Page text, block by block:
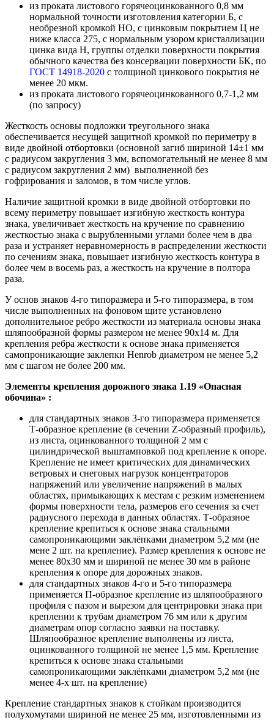
из проката листового горячеоцинкованного 0,8 мм
нормальной точности изготовления категории Б, с
необрезной кромкой НО, с цинковым покрытием Ц не
ниже класса 275, с нормальным узором кристаллизации
цинка вида Н, группы отделки поверхности покрытия
обычного качества без консервации поверхности БК, по
ГОСТ 14918-2020 с толщиной цинкового покрытия не
менее 20 мкм.
из проката листового горячеоцинкованного 0,7-1,2 мм
(по запросу)
Жесткость основы подложки треугольного знака
обеспечивается несущей защитной кромкой по периметру в
виде двойной отбортовки (основной загиб шириной 14±1 мм
с радиусом закругления 3 мм, вспомогательный не менее 8 мм
с радиусом закругления 2 мм) выполненной без
гофрирования и заломов, в том числе углов.
Наличие защитной кромки в виде двойной отбортовки по
всему периметру повышает изгибную жесткость контура
знака, увеличивает жесткость на кручение по сравнению
жесткостью знака с вырубленными углами более чем в два
раза и устраняет неравномерность в распределении жесткости
по сечениям знака, повышает изгибную жесткость контура в
более чем в восемь раз, а жесткость на кручение в полтора
раза.
У основ знаков 4-го типоразмера и 5-го типоразмера, в том
числе выполненных на фоновом щите установлено
дополнительное ребро жесткости из материала основы знака
шляпообразной формы размером не менее 90х14 м. Для
крепления ребра жесткости к основе знака применяется
самопроникающие заклепки Henrob диаметром не менее 5,2
мм с шагом не более 200 мм.
Элементы крепления дорожного знака 1.19 «Опасная
обочина» :
для стандартных знаков 3-го типоразмера применяется
Т-образное крепление (в сечении Z-образный профиль),
из листа, оцинкованного толщиной 2 мм с
цилиндрической выштамповкой под крепление к опоре.
Крепление не имеет критических для динамических
ветровых и снеговых нагрузок концентраторов
напряжений или увеличение напряжений в малых
областях, примыкающих к местам с резким изменением
формы поверхности тела, размеров его сечения за счет
радиусного перехода в данных областях. Т-образное
крепление крепиться к основе знака стальными
самопроникающими заклёпками диаметром 5,2 мм (не
мене 2 шт. на крепление). Размер крепления к основе не
менее 80х30 мм и шириной не менее 30 мм в районе
крепления к опоре для дорожных знаков.
для стандартных знаков 4-го и 5-го типоразмера
применяется П-образное крепление из шляпообразного
профиля с пазом и вырезом для центрировки знака при
креплении к трубам диаметром 76 мм или к другим
диаметрам опор согласно заявки на поставку.
Шляпообразное крепление выполнены из листа,
оцинкованного толщиной не менее 1,5 мм. Крепление
крепиться к основе знака стальными
самопроникающими заклёпками диаметром 5,2 мм (не
менее 4-х шт. на крепление)
Крепление стандартных знаков к стойкам производится
полухомутами шириной не менее 25 мм, изготовленными из